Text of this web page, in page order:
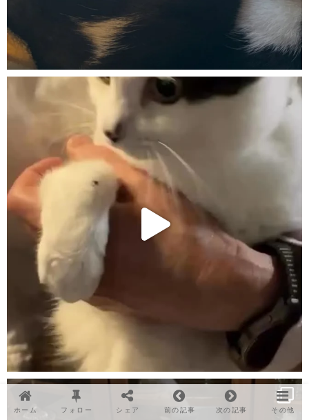
ホーム フォロー シェア 前の記事 次の記事 その他